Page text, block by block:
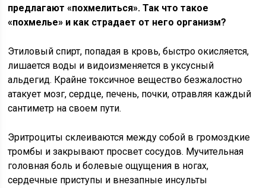
предлагают «похмелиться». Так что такое
«похмелье» и как страдает от него организм?
Этиловый спирт, попадая в кровь, быстро окисляется,
лишается воды и видоизменяется в уксусный
альдегид. Крайне токсичное вещество безжалостно
атакует мозг, сердце, печень, почки, отравляя каждый
сантиметр на своем пути.
Эритроциты склеиваются между собой в громоздкие
тромбы и закрывают просвет сосудов. Мучительная
головная боль и болевые ощущения в ногах,
сердечные приступы и внезапные инсульты